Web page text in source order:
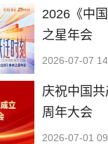
2026《中
之星年会
2026-07-07
庆祝中国
周年大会
2026-07-01